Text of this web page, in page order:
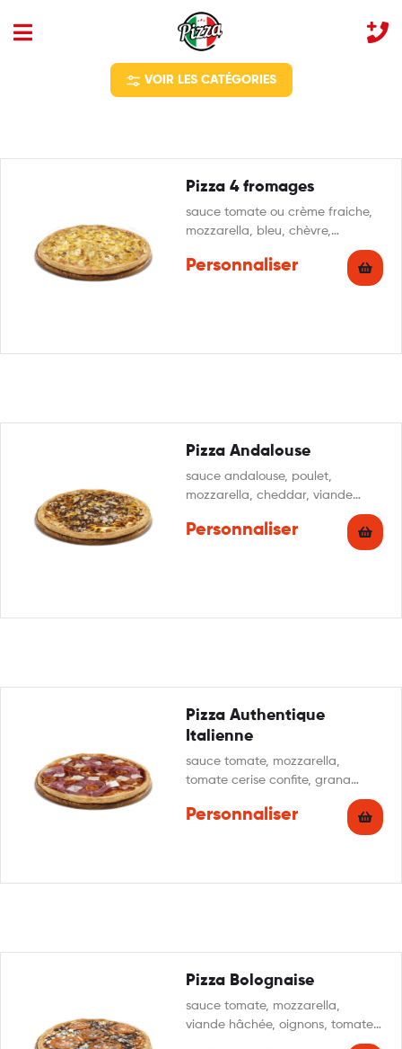
VOIR LES CATÉGORIES
Pizza 4 fromages
sauce tomate ou crème fraiche,
mozzarella, bleu, chèvre,
Personnaliser
Pizza Andalouse
sauce andalouse, poulet,
mozzarella, cheddar, viande
Personnaliser
Pizza Authentique
Italienne
sauce tomate, mozzarella,
tomate cerise confite, grana
padano, tranche de jambon cru,
origan
Personnaliser
Pizza Bolognaise
sauce tomate, mozzarella,
viande hâchée, oignons, tomate